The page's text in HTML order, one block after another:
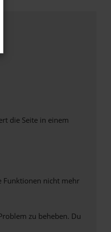
die Seite in einem
Funktionen nicht mehr
zu beheben. Du